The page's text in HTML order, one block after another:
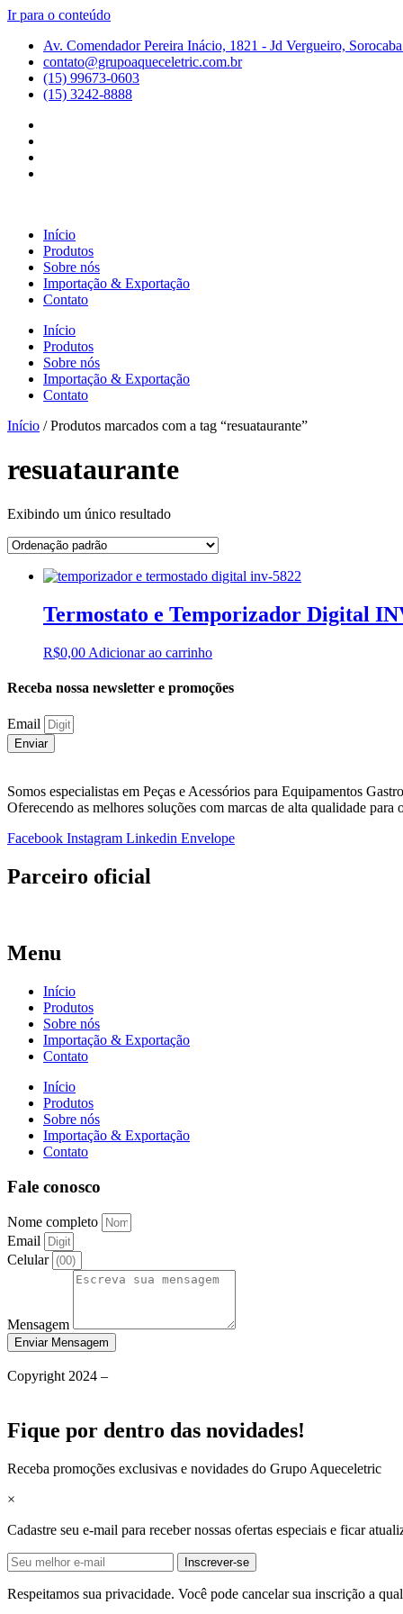
Ir para o conteúdo
Av. Comendador Pereira Inácio, 1821 - Jd Vergueiro,
contato@grupoaqueceletric.com.br
(15) 99673-0603
(15) 3242-8888
Início
Produtos
Sobre nós
Importação & Exportação
Contato
Início
Produtos
Sobre nós
Importação & Exportação
Contato
Início / Produtos marcados com a tag “resuataurante”
resuataurante
Exibindo um único resultado
Termostato e Temporizador Digital
R$0,00 Adicionar ao carrinho
Receba nossa newsletter e promoções
Email
Enviar
Somos especialistas em Peças e Acessórios para Equipamentos
Oferecendo as melhores soluções com marcas de alta qualidade para
Facebook Instagram Linkedin Envelope
Parceiro oficial
Menu
Início
Produtos
Sobre nós
Importação & Exportação
Contato
Início
Produtos
Sobre nós
Importação & Exportação
Contato
Fale conosco
Nome completo
Email
Celular
Mensagem
Enviar Mensagem
Copyright 2024 –
Fique por dentro das novidades!
Receba promoções exclusivas e novidades do Grupo Aqueceletric
×
Cadastre seu e-mail para receber nossas ofertas especiais e ficar
Inscrever-se
Respeitamos sua privacidade. Você pode cancelar sua inscrição a